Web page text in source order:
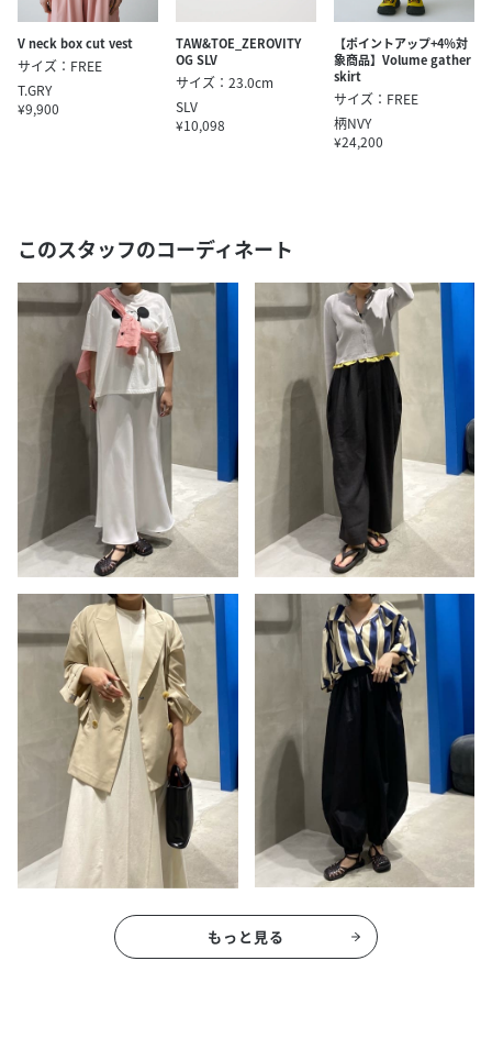
V neck box cut vest
サイズ：FREE
T.GRY
¥9,900
TAW&TOE_ZEROVITY
OG SLV
サイズ：23.0cm
SLV
¥10,098
【ポイントアップ+4％対
象商品】Volume gather
skirt
サイズ：FREE
柄NVY
¥24,200
このスタッフのコーディネート
もっと見る